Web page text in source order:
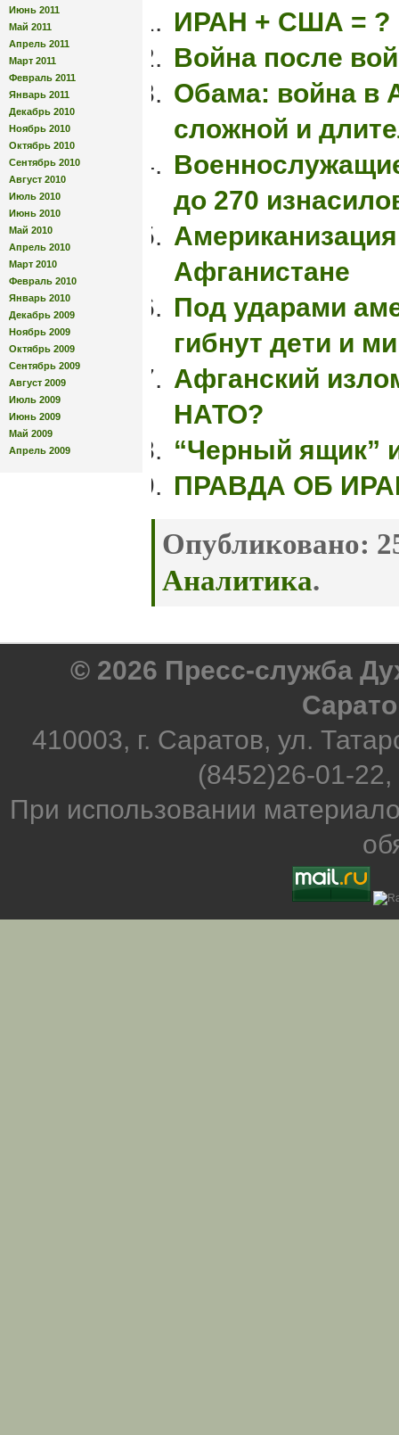
Июнь 2011
Май 2011
Апрель 2011
Март 2011
Февраль 2011
Январь 2011
Декабрь 2010
Ноябрь 2010
Октябрь 2010
Сентябрь 2010
Август 2010
Июль 2010
Июнь 2010
Май 2010
Апрель 2010
Март 2010
Февраль 2010
Январь 2010
Декабрь 2009
Ноябрь 2009
Октябрь 2009
Сентябрь 2009
Август 2009
Июль 2009
Июнь 2009
Май 2009
Апрель 2009
ИРАН + США = ?
Война после
Обама: война в
сложной и
до 270
Афганистане
Под ударами
гибнут дети и
Афганский
НАТО?
“Черный ящик”
ПРАВДА ОБ
Опубликовано:
Аналитика.
© 2026 Пресс-служба
410003, г. Саратов, ул.
(8452)26-01-
При использовании